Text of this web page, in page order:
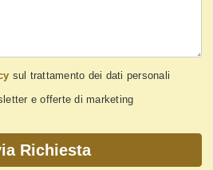
sul trattamento dei dati personali
e offerte di marketing